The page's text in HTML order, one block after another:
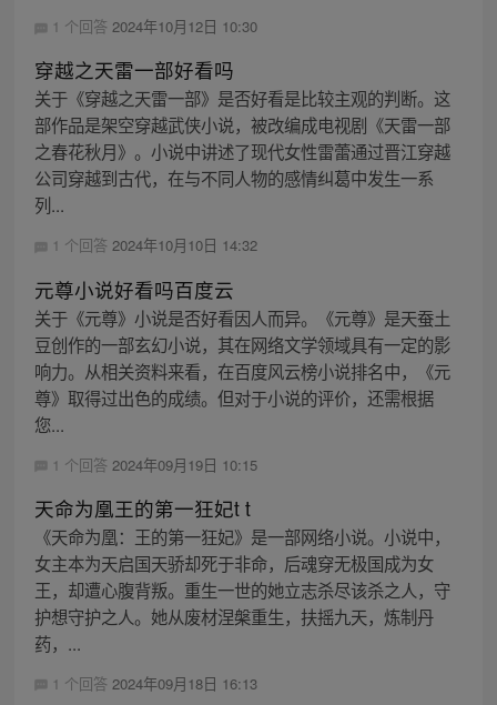
1 个回答 2024年10月12日 10:30
穿越之天雷一部好看吗
关于《穿越之天雷一部》是否好看是比较主观的判断。这
部作品是架空穿越武侠小说，被改编成电视剧《天雷一部
之春花秋月》。小说中讲述了现代女性雷蕾通过晋江穿越
公司穿越到古代，在与不同人物的感情纠葛中发生一系
列...
1 个回答 2024年10月10日 14:32
元尊小说好看吗百度云
关于《元尊》小说是否好看因人而异。《元尊》是天蚕土
豆创作的一部玄幻小说，其在网络文学领域具有一定的影
响力。从相关资料来看，在百度风云榜小说排名中，《元
尊》取得过出色的成绩。但对于小说的评价，还需根据
您...
1 个回答 2024年09月19日 10:15
天命为凰王的第一狂妃t t
《天命为凰：王的第一狂妃》是一部网络小说。小说中，
女主本为天启国天骄却死于非命，后魂穿无极国成为女
王，却遭心腹背叛。重生一世的她立志杀尽该杀之人，守
护想守护之人。她从废材涅槃重生，扶摇九天，炼制丹
药，...
1 个回答 2024年09月18日 16:13